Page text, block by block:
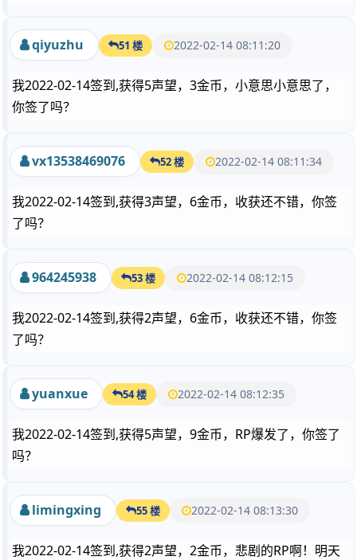
qiyuzhu 51 楼 2022-02-14 08:11:20
我2022-02-14签到,获得5声望，3金币，小意思小意思了，
你签了吗？
vx13538469076 52 楼 2022-02-14 08:11:34
我2022-02-14签到,获得3声望，6金币，收获还不错，你签
了吗？
964245938 53 楼 2022-02-14 08:12:15
我2022-02-14签到,获得2声望，6金币，收获还不错，你签
了吗？
yuanxue 54 楼 2022-02-14 08:12:35
我2022-02-14签到,获得5声望，9金币，RP爆发了，你签了
吗？
limingxing 55 楼 2022-02-14 08:13:30
我2022-02-14签到,获得2声望，2金币，悲剧的RP啊！明天